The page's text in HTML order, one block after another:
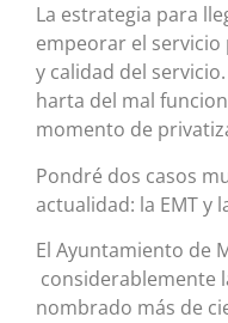
La estrategia para
empeorar el
y calidad del
harta del mal
momento de
Pondré dos casos
actualidad: la EMT y
El Ayuntamiento de
considerablemente
nombrado más de